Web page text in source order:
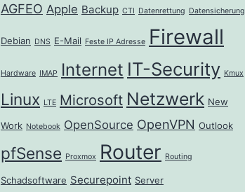
AGFEO Apple Backup CTI Datenrettung Datensicherung
Debian DNS E-Mail Feste IP Adresse Firewall
Hardware IMAP Internet IT-Security Kmux
Linux LTE Microsoft Netzwerk New
Work Notebook OpenSource OpenVPN Outlook
pfSense Proxmox Router Routing
Schadsoftware Securepoint Server